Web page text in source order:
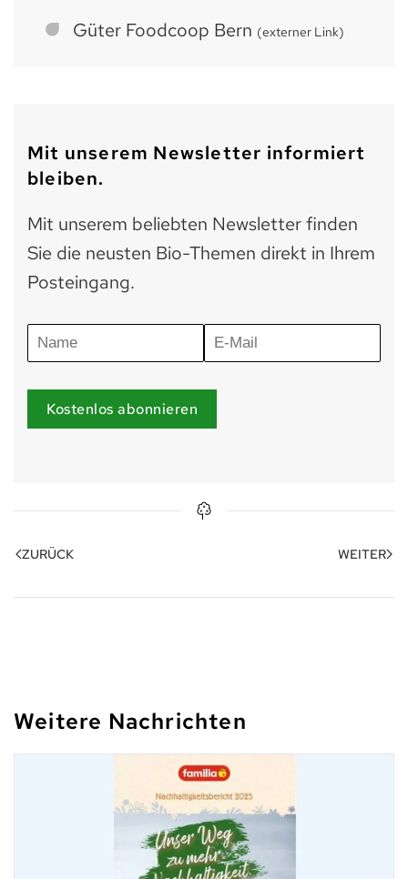
Güter Foodcoop Bern (externer Link)
Mit unserem Newsletter informiert
bleiben.
Mit unserem beliebten Newsletter finden
Sie die neusten Bio-Themen direkt in Ihrem
Posteingang.
Kostenlos abonnieren
ZURÜCK WEITER
Weitere Nachrichten